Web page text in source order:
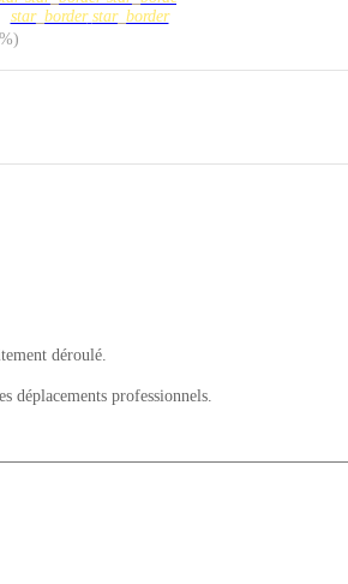
star_border star_border
déroulé.
professionnels.